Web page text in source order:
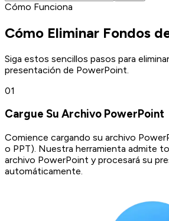
Cómo Funciona
Cómo Eliminar Fondos
Siga estos sencillos pasos para
presentación de PowerPoint.
01
Cargue Su Archivo PowerPoint
Comience cargando su archivo
o PPT). Nuestra herramienta admite
archivo PowerPoint y procesará su
automáticamente.